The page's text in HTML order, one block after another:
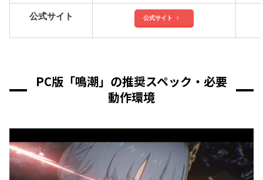
公式サイト 公式サイト
PC版「鳴潮」の推奨スペック・必要
動作環境